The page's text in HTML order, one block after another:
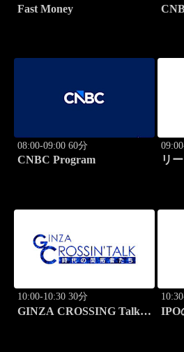
Fast Money
08:00-09:00 60分
CNBC Program
リ
10:00-10:30 30分
GINZA CROSSING Talk
IPO